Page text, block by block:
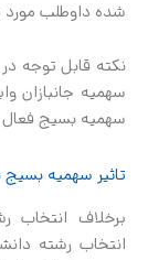
شده داوطلب
نکته قابل توجه
سهمیه جانبازان
سهمیه بسیج فعال
تاثیر سهمیه بسیج
برخلاف انتخاب
انتخاب رشته